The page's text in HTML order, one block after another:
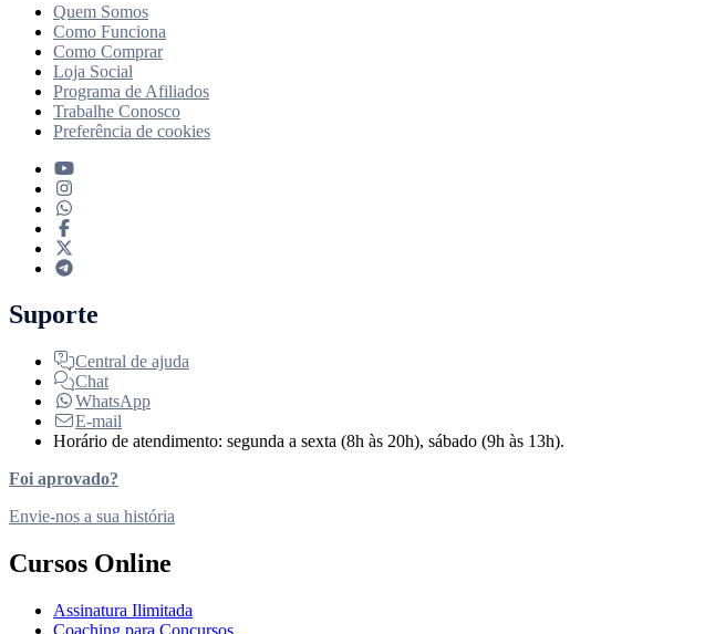
Quem Somos
Como Funciona
Como Comprar
Loja Social
Programa de Afiliados
Trabalhe Conosco
Preferência de cookies
Suporte
Central de ajuda
Chat
WhatsApp
E-mail
Horário de atendimento: segunda a sexta (8h às 20h), sábado (9h às 13h).
Foi aprovado?
Envie-nos a sua história
Cursos Online
Assinatura Ilimitada